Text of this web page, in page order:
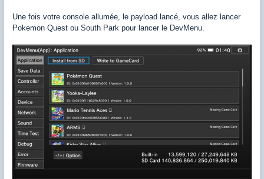
Une fois votre console allumée, le payload lancé, vous allez lancer
Pokemon Quest ou South Park pour lancer le DevMenu.